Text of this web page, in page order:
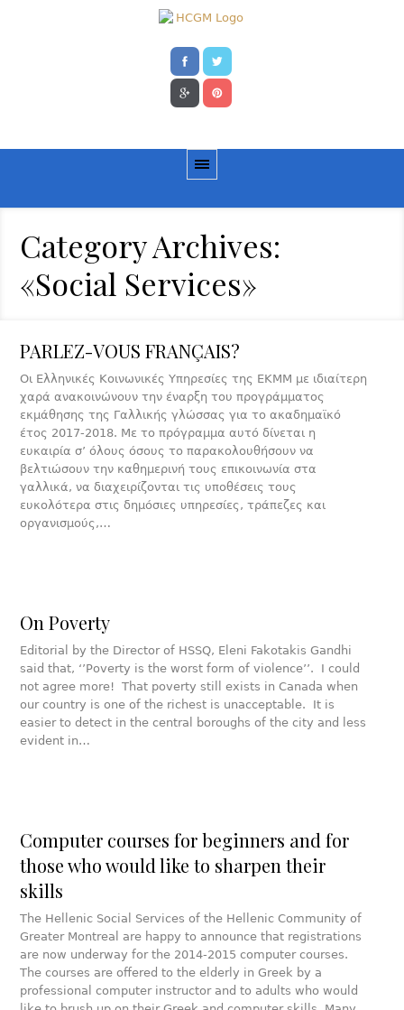
Category Archives:
«Social Services»
PARLEZ-VOUS FRANÇAIS?
Οι Ελληνικές Κοινωνικές Υπηρεσίες της EKMM με ιδιαίτερη
χαρά ανακοινώνουν την έναρξη του προγράμματος
εκμάθησης της Γαλλικής γλώσσας για το ακαδημαϊκό
έτος 2017-2018. Με το πρόγραμμα αυτό δίνεται η
ευκαιρία σ’ όλους όσους το παρακολουθήσουν να
βελτιώσουν την καθημερινή τους επικοινωνία στα
γαλλικά, να διαχειρίζονται τις υποθέσεις τους
ευκολότερα στις δημόσιες υπηρεσίες, τράπεζες και
οργανισμούς,…
On Poverty
Editorial by the Director of HSSQ, Eleni Fakotakis Gandhi
said that, ‘’Poverty is the worst form of violence’’. I could
not agree more! That poverty still exists in Canada when
our country is one of the richest is unacceptable. It is
easier to detect in the central boroughs of the city and less
evident in…
Computer courses for beginners and for
those who would like to sharpen their
skills
The Hellenic Social Services of the Hellenic Community of
Greater Montreal are happy to announce that registrations
are now underway for the 2014-2015 computer courses.
The courses are offered to the elderly in Greek by a
professional computer instructor and to adults who would